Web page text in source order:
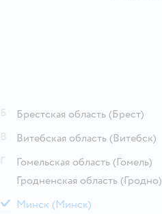
Брестская область (Брест)
Витебская область (Витебск)
Гомельская область (Гомель)
Гродненская область (Гродно)
М Минск (Минск)